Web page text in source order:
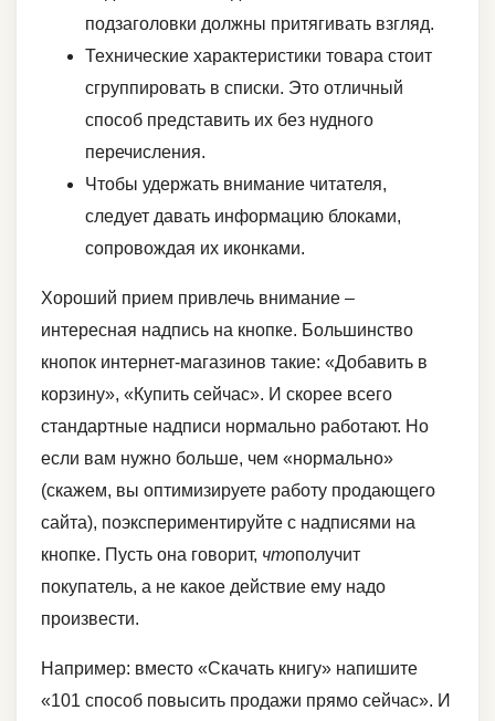
подзаголовки должны притягивать взгляд.
Технические характеристики товара стоит
сгруппировать в списки. Это отличный
способ представить их без нудного
перечисления.
Чтобы удержать внимание читателя,
следует давать информацию блоками,
сопровождая их иконками.
Хороший прием привлечь внимание –
интересная надпись на кнопке. Большинство
кнопок интернет-магазинов такие: «Добавить в
корзину», «Купить сейчас». И скорее всего
стандартные надписи нормально работают. Но
если вам нужно больше, чем «нормально»
(скажем, вы оптимизируете работу продающего
сайта), поэкспериментируйте с надписями на
кнопке. Пусть она говорит, чтополучит
покупатель, а не какое действие ему надо
произвести.
Например: вместо «Скачать книгу» напишите
«101 способ повысить продажи прямо сейчас». И